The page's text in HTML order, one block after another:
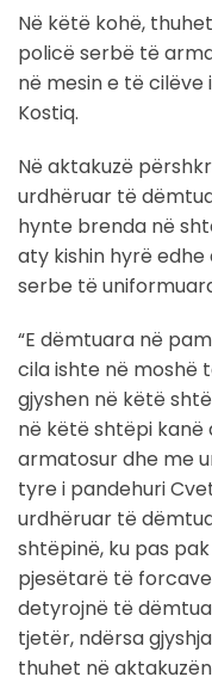
Në këtë kohë,
policë serbë të
në mesin e të
Kostiq.
Në aktakuzë
urdhëruar të
hynte brenda në
aty kishin hyrë
serbe të
“E dëmtuara në
cila ishte në moshë
gjyshen në këtë
në këtë shtëpi
armatosur dhe me
tyre i pandehuri
urdhëruar të
shtëpinë, ku pas
pjesëtarë të
detyrojnë të
tjetër, ndërsa
thuhet në